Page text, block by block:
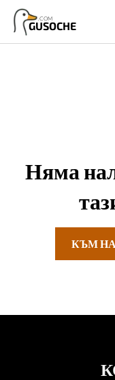
GUSOCHE
.COM
Няма
КЪМ